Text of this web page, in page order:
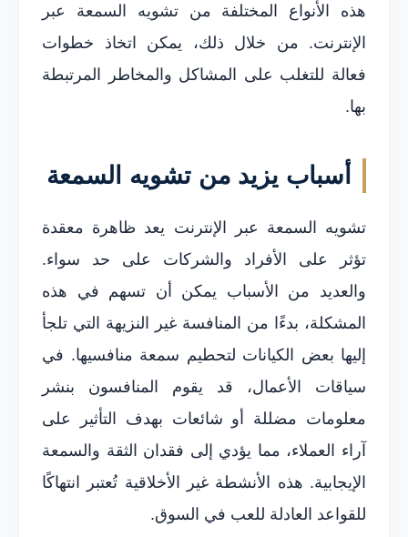
هذه الأنواع المختلفة من تشويه السمعة عبر
الإنترنت. من خلال ذلك، يمكن اتخاذ خطوات
فعالة للتغلب على المشاكل والمخاطر المرتبطة
بها.
أسباب يزيد من تشويه السمعة
تشويه السمعة عبر الإنترنت يعد ظاهرة معقدة
تؤثر على الأفراد والشركات على حد سواء.
والعديد من الأسباب يمكن أن تسهم في هذه
المشكلة، بدءًا من المنافسة غير النزيهة التي تلجأ
إليها بعض الكيانات لتحطيم سمعة منافسيها. في
سياقات الأعمال، قد يقوم المنافسون بنشر
معلومات مضللة أو شائعات بهدف التأثير على
آراء العملاء، مما يؤدي إلى فقدان الثقة والسمعة
الإيجابية. هذه الأنشطة غير الأخلاقية تُعتبر انتهاكًا
للقواعد العادلة للعب في السوق.